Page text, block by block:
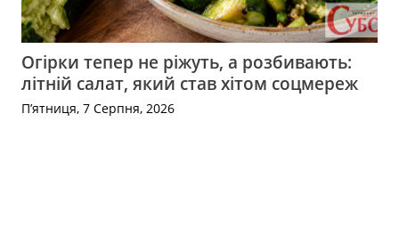
Огірки тепер не ріжуть, а розбивають:
літній салат, який став хітом соцмереж
П’ятниця, 7 Серпня, 2026